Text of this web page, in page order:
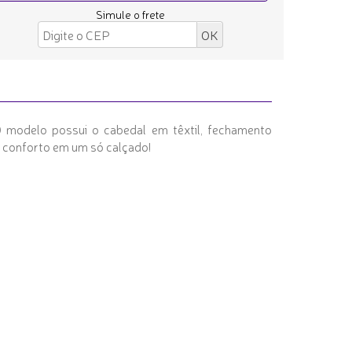
Simule o frete
possui o cabedal em têxtil, fechamento
em um só calçado!